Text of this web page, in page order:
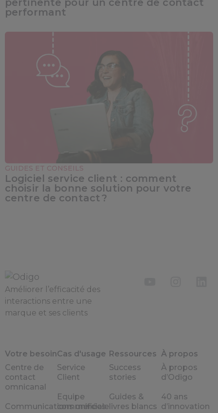
performant
GUIDES ET CONSEILS
Logiciel service client : comment
choisir la bonne solution pour votre
centre de contact ?
Améliorer l’efficacité des
interactions entre une
marque et ses clients
Votre besoin
Centre de
contact
omnicanal
Communications unifiées
Cas d'usage
Service
Client
Equipe
commerciale
Ressources
Success
stories
Guides &
livres blancs
À propos
À propos
d’Odigo
40 ans
d’innovation